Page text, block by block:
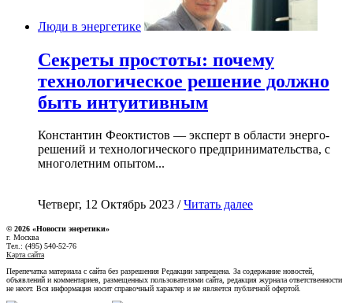
Люди в энергетике
Секреты простоты: почему
технологическое решение должно
быть интуитивным
Константин Феоктистов — эксперт в области энерго-
решений и технологического предпринимательства, с
многолетним опытом...
Четверг, 12 Октябрь 2023 /Читать далее
© 2026 «Новости энеретики»
г. Москва
Тел.: (495) 540-52-76
Карта сайта
Перепечатка материала с сайта без разрешения Редакции запрещена. За содержание новостей,
объявлений и комментариев, размещенных пользователями сайта, редакция журнала ответственности
не несет. Вся информация носит справочный характер и не является публичной офертой.